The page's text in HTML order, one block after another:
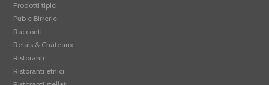
Prodotti tipici
Pub e Birrerie
Racconti
Relais & Châteaux
Ristoranti
Ristoranti etnici